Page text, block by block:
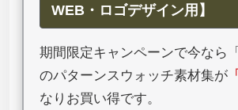
WEB・ロゴデザイン用】
期間限定キャンペーンで今なら「
のパターンスウォッチ素材集が 「
なりお買い得です。